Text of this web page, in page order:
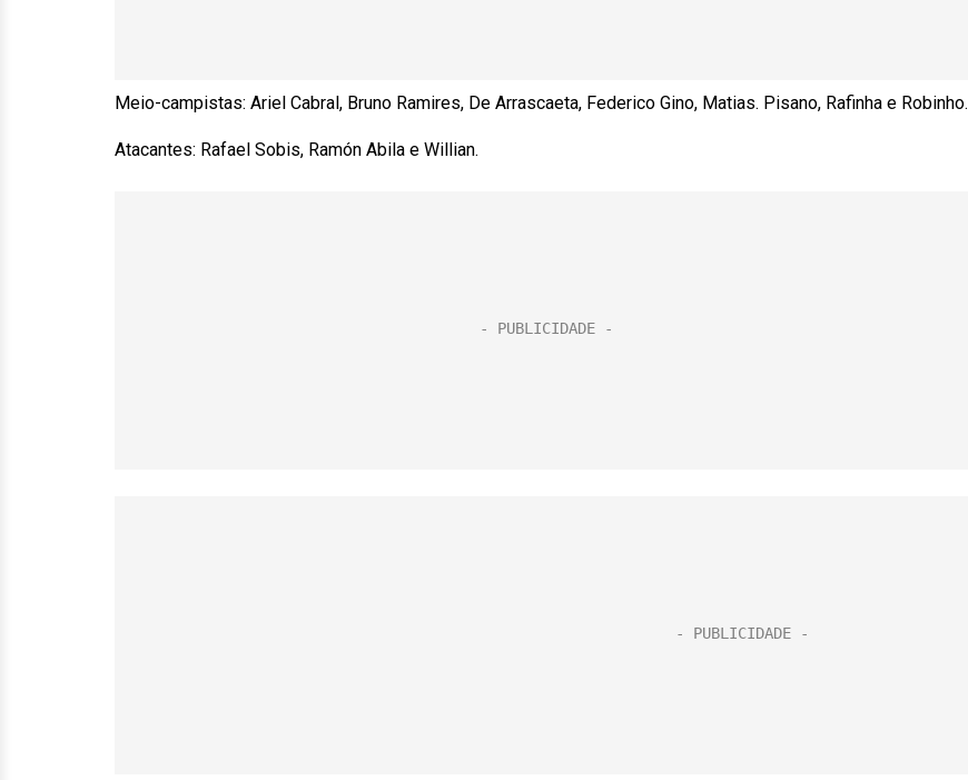
Meio-campistas: Ariel Cabral, Bruno Ramires, De Arrascaeta, Federico Gino, Matias. Pisano, Rafinha e Robinho.
Atacantes: Rafael Sobis, Ramón Abila e Willian.